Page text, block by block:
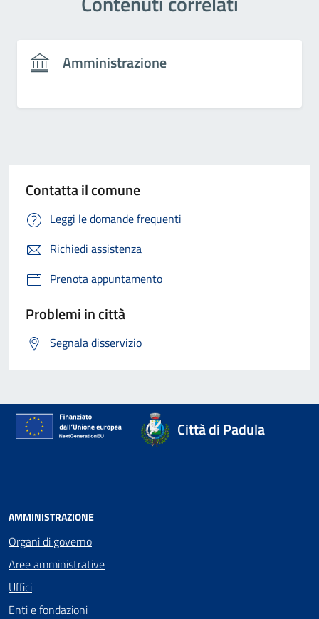
Amministrazione
Contatta il comune
Leggi le domande frequenti
Richiedi assistenza
Prenota appuntamento
Problemi in città
Segnala disservizio
Città di Padula
AMMINISTRAZIONE
Organi di governo
Aree amministrative
Uffici
Enti e fondazioni